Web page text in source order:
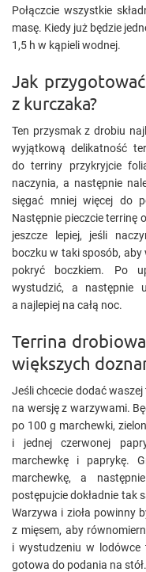
Połączcie wszystkie
masę. Kiedy już będzie
1,5 h w kąpieli wodnej.
Jak
z kurczaka?
Ten przysmak z drobiu
wyjątkową delikatność
do terriny przykryjcie
naczynia, a następnie
sięgać mniej więcej do
Następnie pieczcie terrinę
jeszcze lepiej, jeśli
boczku w taki sposób,
pokryć boczkiem. Po
wystudzić, a następnie
a najlepiej na całą noc.
Terrina
większych
Jeśli chcecie dodać
na wersję z warzywami.
po 100 g marchewki,
i jednej czerwonej
marchewkę i paprykę.
marchewkę, a
postępujcie dokładnie tak
Warzywa i zioła powinny
z mięsem, aby
i wystudzeniu w
gotowa do podania na stół.